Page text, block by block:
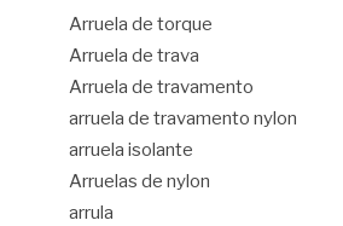
Arruela de torque
Arruela de trava
Arruela de travamento
arruela de travamento nylon
arruela isolante
Arruelas de nylon
arrula